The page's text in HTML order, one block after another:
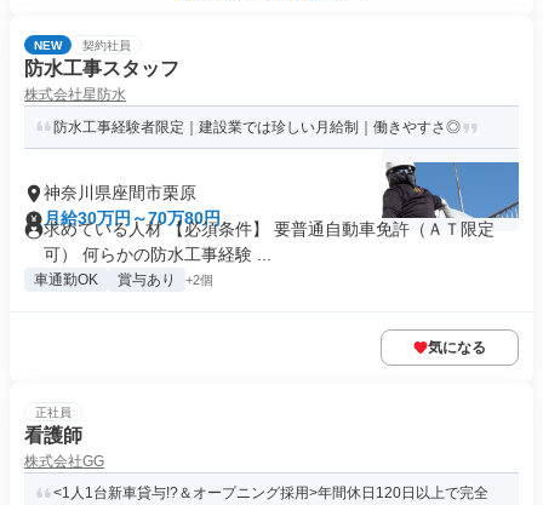
NEW 契約社員
防水工事スタッフ
株式会社星防水
防水工事経験者限定｜建設業では珍しい月給制｜働きやすさ◎
神奈川県座間市栗原
月給30万円～70万80円
求めている人材 【必須条件】 要普通自動車免許（ＡＴ限定
可） 何らかの防水工事経験 ...
車通勤OK 賞与あり +2個
気になる
正社員
看護師
株式会社GG
<1人1台新車貸与!?＆オープニング採用>年間休日120日以上で完全